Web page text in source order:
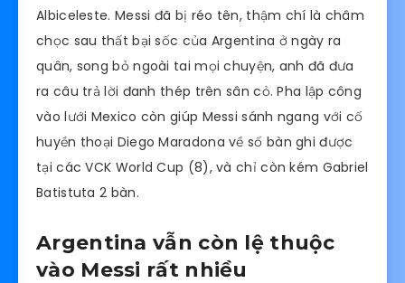
Albiceleste. Messi đã bị réo tên, thậm chí là châm
chọc sau thất bại sốc của Argentina ở ngày ra
quân, song bỏ ngoài tai mọi chuyện, anh đã đưa
ra câu trả lời đanh thép trên sân cỏ. Pha lập công
vào lưới Mexico còn giúp Messi sánh ngang với cố
huyền thoại Diego Maradona về số bàn ghi được
tại các VCK World Cup (8), và chỉ còn kém Gabriel
Batistuta 2 bàn.
Argentina vẫn còn lệ thuộc
vào Messi rất nhiều